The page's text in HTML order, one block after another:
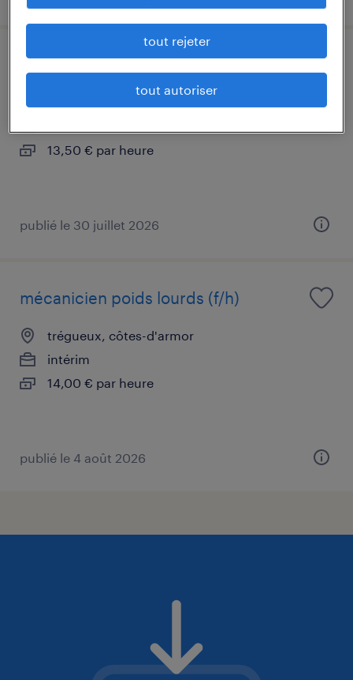
mécanicien d'équipements (f/h)
13,50 € par heure
publié le 30 juillet 2026
mécanicien poids lourds (f/h)
trégueux, côtes-d'armor
intérim
14,00 € par heure
publié le 4 août 2026
tout rejeter
tout autoriser